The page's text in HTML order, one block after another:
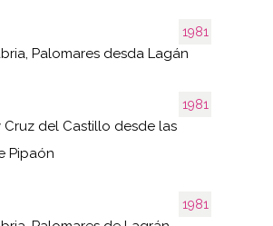
1981
Palomares desda Lagán
1981
Cruz del Castillo desde las
Pipaón
1981